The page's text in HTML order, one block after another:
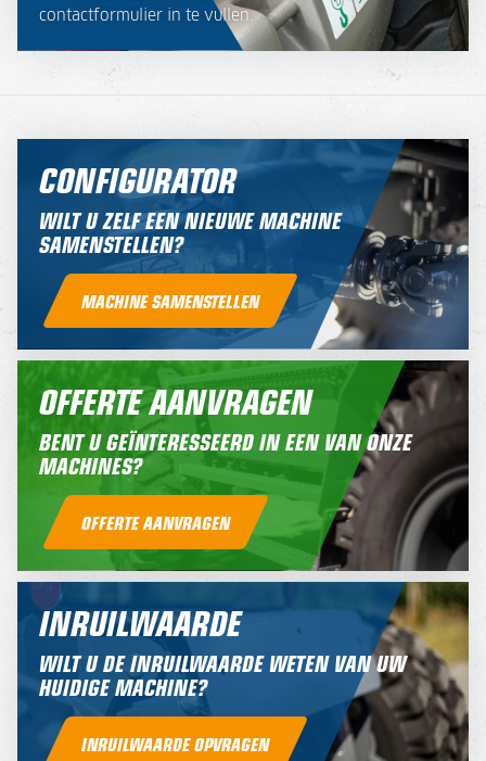
contactformulier in te vullen.
CONFIGURATOR
WILT U ZELF EEN NIEUWE MACHINE
SAMENSTELLEN?
MACHINE SAMENSTELLEN
OFFERTE AANVRAGEN
BENT U GEÏNTERESSEERD IN EEN VAN ONZE
MACHINES?
OFFERTE AANVRAGEN
INRUILWAARDE
WILT U DE INRUILWAARDE WETEN VAN UW
HUIDIGE MACHINE?
INRUILWAARDE OPVRAGEN